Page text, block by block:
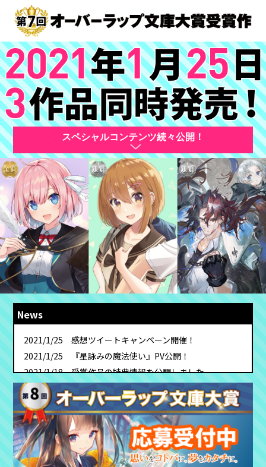
スペシャルコンテンツ続々公開！
News
2021/1/25 感想ツイートキャンペーン開催！
2021/1/25 『星詠みの魔法使い』PV公開！
2021/1/18 受賞作品の特典情報を公開しました。
2021/1/18 『星詠みの魔法使い』応援コメントが到着し
ました。
2021/1/18 新人賞応援イラスト大公開!!
2021/1/15 『Re:RE-リ:アールイー』ＰＶ公開！
2020/12/25 受賞者インタビューを公開しました。
2020/12/21 第7回オーバーラップ文庫大賞受賞作の特設